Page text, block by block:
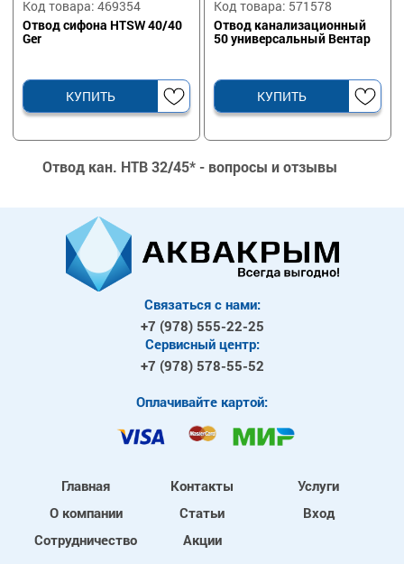
Код товара: 469354
Отвод сифона HTSW 40/40
Ger
КУПИТЬ
Код товара: 571578
Отвод канализационный
50 универсальный Вентар
КУПИТЬ
Отвод кан. HTB 32/45* - вопросы и отзывы
Связаться с нами:
+7 (978) 555-22-25
Сервисный центр:
+7 (978) 578-55-52
Оплачивайте картой:
Главная
О компании
Сотрудничество
Контакты
Статьи
Акции
Услуги
Вход